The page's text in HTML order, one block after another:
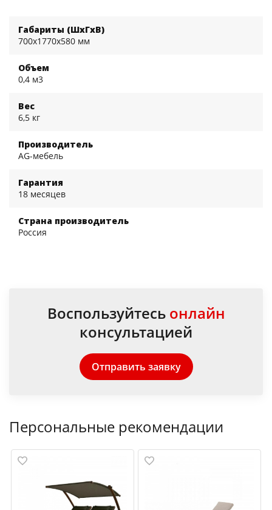
Габариты (ШхГхВ)
700x1770x580 мм
Объем
0,4 м3
Вес
6,5 кг
Производитель
AG-мебель
Гарантия
18 месяцев
Страна производитель
Россия
Воспользуйтесь онлайн
консультацией
Отправить заявку
Персональные рекомендации